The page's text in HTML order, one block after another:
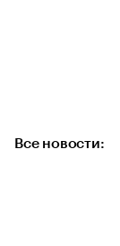
Все новости: